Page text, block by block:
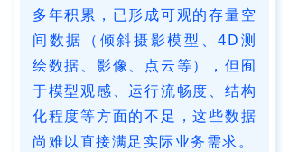
多年积累，已形成可观的存量空
间数据（倾斜摄影模型、4D测
绘数据、影像、点云等），但囿
于模型观感、运行流畅度、结构
化程度等方面的不足，这些数据
尚难以直接满足实际业务需求。